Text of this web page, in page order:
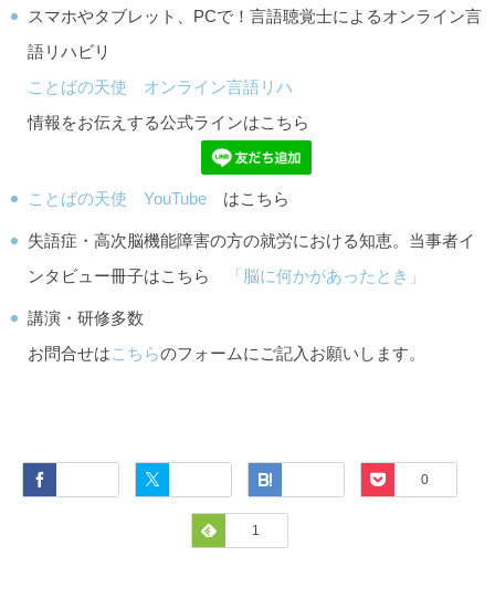
スマホやタブレット、PCで！言語聴覚士によるオンライン言
語リハビリ
ことばの天使 オンライン言語リハ
情報をお伝えする公式ラインはこちら
ことばの天使 YouTube はこちら
失語症・高次脳機能障害の方の就労における知恵。当事者イ
ンタビュー冊子はこちら
「脳に何かがあったとき」
講演・研修多数
お問合せはこちらのフォームにご記入お願いします。
Pocket
0
Feedly
1